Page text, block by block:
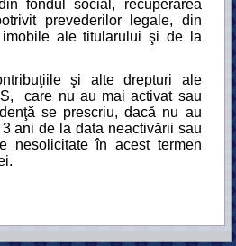
fondul social, recuperarea
prevederilor legale, din
ale titularului şi de la
şi alte drepturi ale
care nu au mai activat sau
se prescriu, dacă nu au
ani de la data neactivării sau
nesolicitate în acest termen